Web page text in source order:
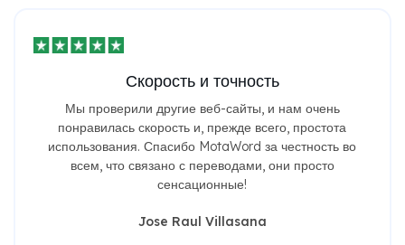
Скорость и точность
Мы проверили другие веб-сайты, и нам очень
понравилась скорость и, прежде всего, простота
использования. Спасибо MotaWord за честность во
всем, что связано с переводами, они просто
сенсационные!
Jose Raul Villasana